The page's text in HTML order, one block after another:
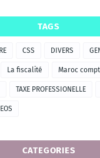
TAGS
CSS DIVERS
La fiscalité Maroc
TAXE PROFESSIONELLE
CATEGORIES